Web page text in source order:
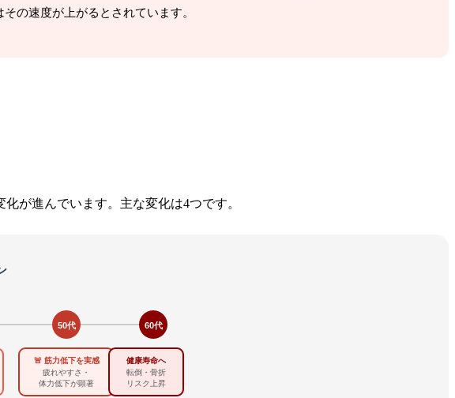
その速度が上がるとされています。
が進んでいます。主な変化は4つです。
50代 60代
🚨 筋力低下を実感
疲れやすさ・
体力低下が顕著
健康寿命へ
転倒・骨折
リスク上昇